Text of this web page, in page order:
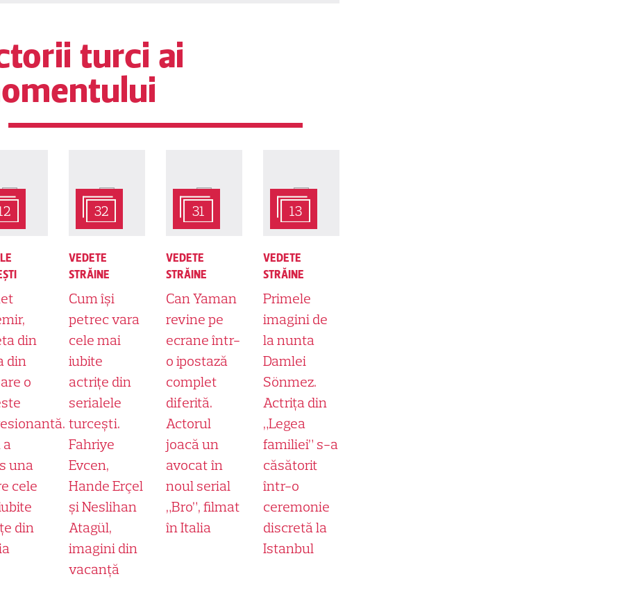
turci ai
din
din
o
a
una
cele
din
32
VEDETE
STRĂINE
Cum își
petrec vara
cele mai
iubite
actrițe din
serialele
turcești.
Fahriye
Evcen,
Hande Erçel
și Neslihan
Atagül,
imagini din
vacanță
31
VEDETE
STRĂINE
Can Yaman
revine pe
ecrane într-
o ipostază
complet
diferită.
Actorul
joacă un
avocat în
noul serial
„Bro”, filmat
în Italia
13
VEDETE
STRĂINE
Primele
imagini de
la nunta
Damlei
Sönmez.
Actrița din
„Legea
familiei” s-a
căsătorit
într-o
ceremonie
discretă la
Istanbul